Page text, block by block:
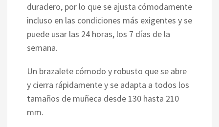
duradero, por lo que se ajusta cómodamente
incluso en las condiciones más exigentes y se
puede usar las 24 horas, los 7 días de la
semana.
Un brazalete cómodo y robusto que se abre
y cierra rápidamente y se adapta a todos los
tamaños de muñeca desde 130 hasta 210
mm.